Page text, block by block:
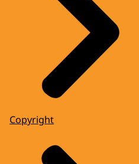
Copyright